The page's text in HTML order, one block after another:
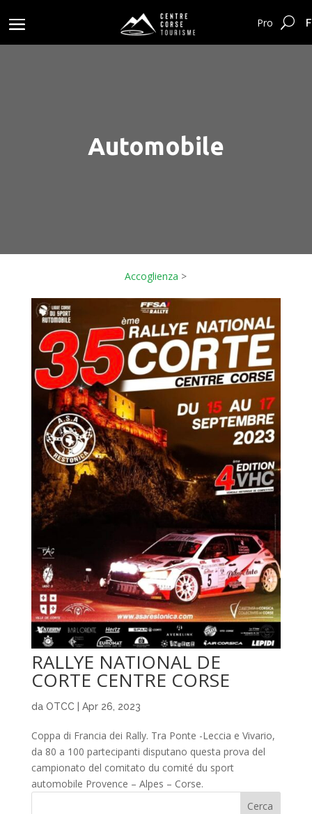
Pro
Automobile
Accoglienza >
RALLYE NATIONAL DE
CORTE CENTRE CORSE
da OTCC| Apr 26, 2023
Coppa di Francia dei Rally. Tra Ponte -Leccia e Vivario,
da 80 a 100 partecipanti disputano questa prova del
campionato del comitato du comité du sport
automobile Provence – Alpes – Corse.
Cerca